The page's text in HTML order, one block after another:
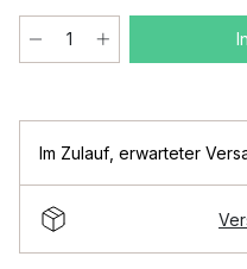
Im Zulauf erwarteter